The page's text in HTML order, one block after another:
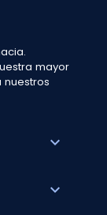
mayor
expand_more
expand_more